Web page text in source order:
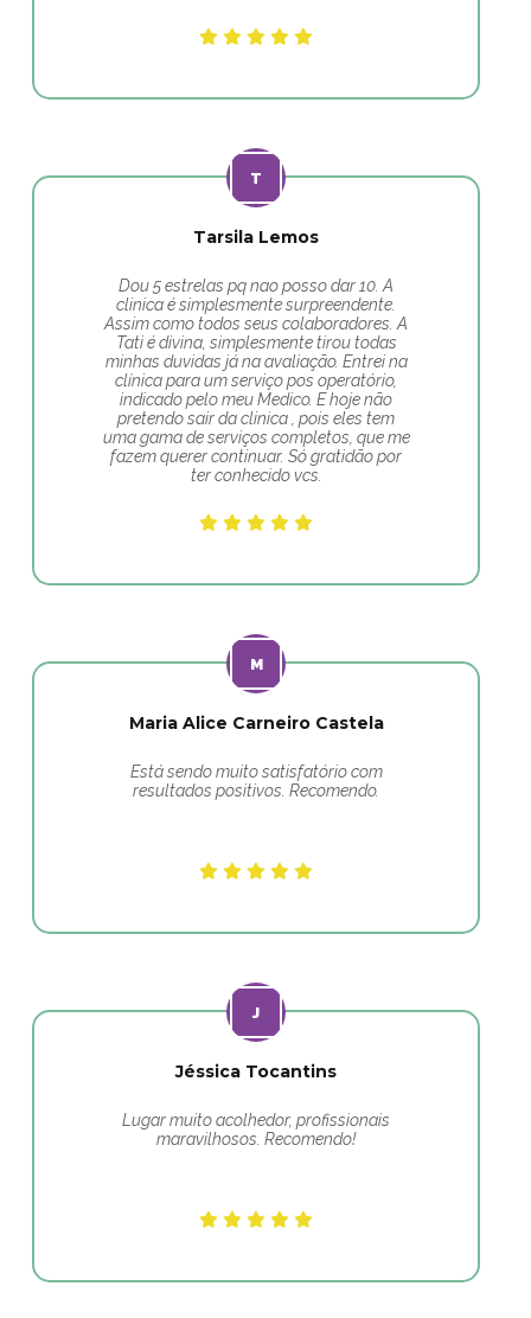
Tarsila Lemos
Dou 5 estrelas pq nao posso dar 10. A
clinica é simplesmente surpreendente.
Assim como todos seus colaboradores. A
Tati é divina, simplesmente tirou todas
minhas duvidas já na avaliação. Entrei na
clínica para um serviço pos operatório,
indicado pelo meu Medico. E hoje não
pretendo sair da clinica , pois eles tem
uma gama de serviços completos, que me
fazem querer continuar. Só gratidão por
ter conhecido vcs.
Maria Alice Carneiro Castela
Está sendo muito satisfatório com
resultados positivos. Recomendo.
Jéssica Tocantins
Lugar muito acolhedor, profissionais
maravilhosos. Recomendo!